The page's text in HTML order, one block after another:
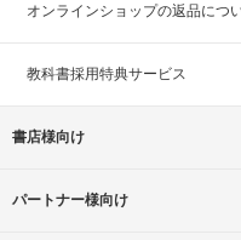
オンラインショップの返品につ
教科書採用特典サービス
書店様向け
パートナー様向け